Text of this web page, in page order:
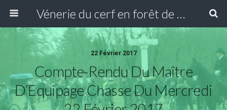
Vénerie du cerf en forêt de Compiègne
22 Février 2017
Compte-Rendu Du Maître
D’Equipage Chasse Du Mercredi